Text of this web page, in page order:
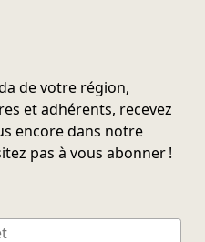
de votre région,
et adhérents, recevez
encore dans notre
pas à vous abonner !